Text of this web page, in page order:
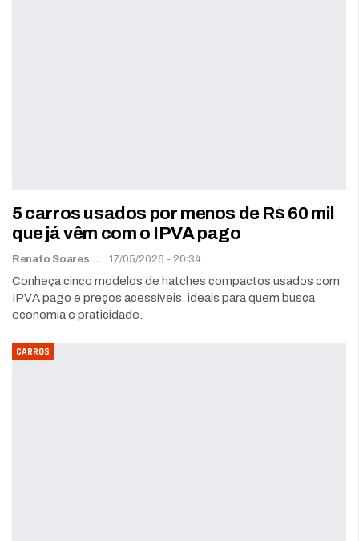
5 carros usados por menos de R$ 60 mil
que já vêm com o IPVA pago
Renato Soares 17/05/2026 - 20:34
Conheça cinco modelos de hatches compactos usados com
IPVA pago e preços acessíveis, ideais para quem busca
economia e praticidade.
CARROS